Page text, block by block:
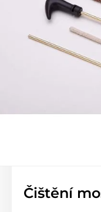
Čištění